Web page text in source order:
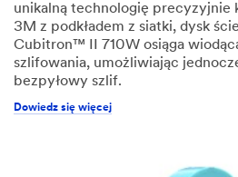
unikalną technologię precyzyjnie
3M z podkładem z siatki, dysk
Cubitron™ II 710W osiąga
szlifowania, umożliwiając
bezpyłowy szlif.
Dowiedz się więcej